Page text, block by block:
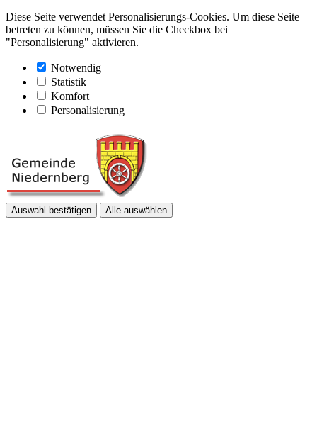
Diese Seite verwendet Personalisierungs-Cookies. Um diese Seite
betreten zu können, müssen Sie die Checkbox bei
"Personalisierung" aktivieren.
Notwendig
Statistik
Komfort
Personalisierung
Auswahl bestätigen Alle auswählen